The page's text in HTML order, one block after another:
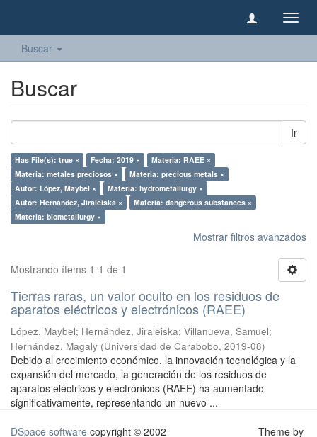
Buscar
Buscar
Ir
Has File(s): true × Fecha: 2019 ×
Materia: RAEE ×
Materia: metales preciosos ×
Materia: precious metals ×
Autor: López, Maybel ×
Materia: hydrometallurgy ×
Autor: Hernández, Jiraleiska ×
Materia: dangerous substances ×
Materia: biometallurgy ×
Mostrar filtros avanzados
Mostrando ítems 1-1 de 1
Tierras raras, un valor oculto en los residuos de
aparatos eléctricos y electrónicos (RAEE)
López, Maybel; Hernández, Jiraleiska; Villanueva, Samuel;
Hernández, Magaly (Universidad de Carabobo, 2019-08)
Debido al crecimiento económico, la innovación tecnológica y la
expansión del mercado, la generación de los residuos de
aparatos eléctricos y electrónicos (RAEE) ha aumentado
significativamente, representando un nuevo ...
DSpace software copyright © 2002-
Theme by